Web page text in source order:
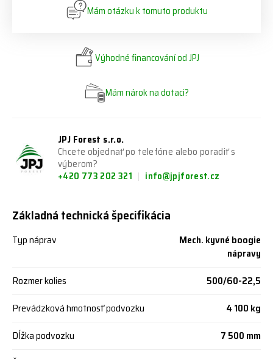
Mám otázku k tomuto produktu
Výhodné financování od JPJ
Mám nárok na dotaci?
JPJ Forest s.r.o.
Chcete objednať po telefóne alebo poradiť s
výberom?
+420 773 202 321
info@jpjforest.cz
Základná technická špecifikácia
Typ náprav
Mech. kyvné boogie
nápravy
Rozmer kolies
500/60-22,5
Prevádzková hmotnosť podvozku
4 100 kg
Dĺžka podvozku
7 500 mm